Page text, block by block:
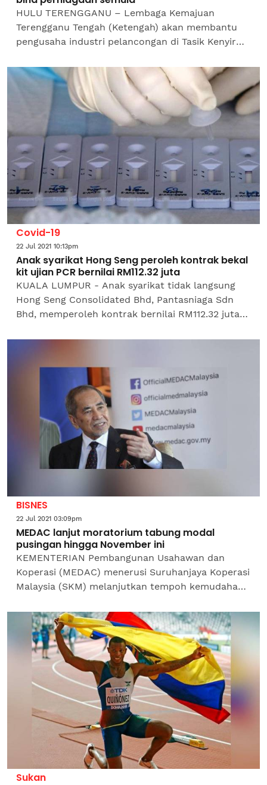
HULU TERENGGANU – Lembaga Kemajuan
Terengganu Tengah (Ketengah) akan membantu
pengusaha industri pelancongan di Tasik Kenyir
dengan pemberian geran...
Covid-19
22 Jul 2021 10:13pm
Anak syarikat Hong Seng peroleh kontrak bekal
kit ujian PCR bernilai RM112.32 juta
KUALA LUMPUR - Anak syarikat tidak langsung
Hong Seng Consolidated Bhd, Pantasniaga Sdn
Bhd, memperoleh kontrak bernilai RM112.32 juta
membekalkan kit ujian reaksi...
BISNES
22 Jul 2021 03:09pm
MEDAC lanjut moratorium tabung modal
pusingan hingga November ini
KEMENTERIAN Pembangunan Usahawan dan
Koperasi (MEDAC) menerusi Suruhanjaya Koperasi
Malaysia (SKM) melanjutkan tempoh kemudahan
Modal Pusingan Suruhanjaya...
Sukan